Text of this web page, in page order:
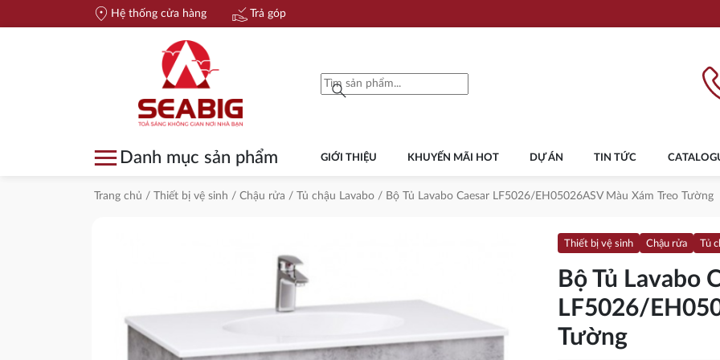
location_on Hệ thống cửa hàng approval_delegation Trả góp
search
menu Danh mục sản phẩm GIỚI THIỆU KHUYẾN MÃI HOT DỰ ÁN TIN TỨC
Trang chủ / Thiết bị vệ sinh / Chậu rửa / Tủ chậu Lavabo / Bộ Tủ Lavabo Caesar LF5026/EH05026ASV Màu Xám Treo Tường
Thiết bị vệ sinh Chậu rửa Tủ
Bộ Tủ Lavabo
LF5026/
Tường